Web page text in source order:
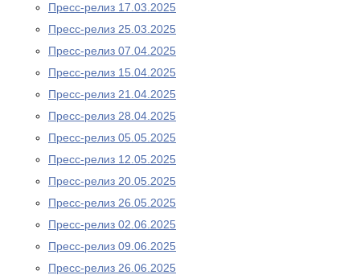
Пресс-релиз 17.03.2025
Пресс-релиз 25.03.2025
Пресс-релиз 07.04.2025
Пресс-релиз 15.04.2025
Пресс-релиз 21.04.2025
Пресс-релиз 28.04.2025
Пресс-релиз 05.05.2025
Пресс-релиз 12.05.2025
Пресс-релиз 20.05.2025
Пресс-релиз 26.05.2025
Пресс-релиз 02.06.2025
Пресс-релиз 09.06.2025
Пресс-релиз 26.06.2025